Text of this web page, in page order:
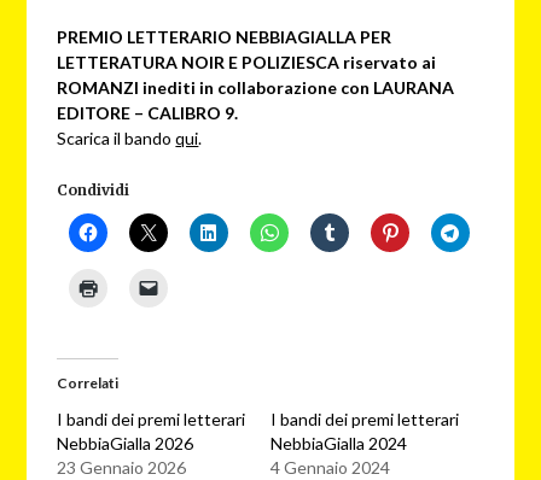
PREMIO LETTERARIO NEBBIAGIALLA PER
LETTERATURA NOIR E POLIZIESCA riservato ai
ROMANZI inediti in collaborazione con LAURANA
EDITORE – CALIBRO 9.
Scarica il bandoqui.
Condividi
Correlati
I bandi dei premi letterari
NebbiaGialla 2026
23 Gennaio 2026
I bandi dei premi letterari
NebbiaGialla 2024
4 Gennaio 2024